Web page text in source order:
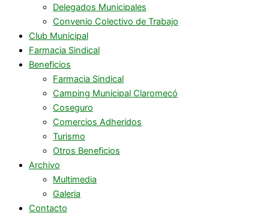
Delegados Municipales
Convenio Colectivo de Trabajo
Club Municipal
Farmacia Sindical
Beneficios
Farmacia Sindical
Camping Municipal Claromecó
Coseguro
Comercios Adheridos
Turismo
Otros Beneficios
Archivo
Multimedia
Galeria
Contacto